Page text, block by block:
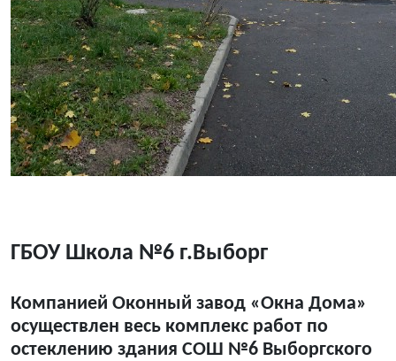
ГБОУ Школа №6 г.Выборг
Компанией Оконный завод «Окна Дома»
осуществлен весь комплекс работ по
остеклению здания СОШ №6 Выборгского